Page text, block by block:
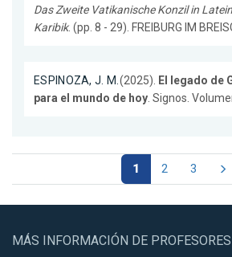
Das Zweite Vatikanische Konzil in
Karibik. (pp. 8 - 29). FREIBURG IM
ESPINOZA, J. M.(2025). El legado de
para el mundo de hoy. Signos.
1 2 3
MÁS INFORMACIÓN DE